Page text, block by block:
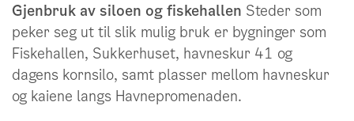
Gjenbruk av siloen og fiskehallen Steder som
peker seg ut til slik mulig bruk er bygninger som
Fiskehallen, Sukkerhuset, havneskur 41 og
dagens kornsilo, samt plasser mellom havneskur
og kaiene langs Havnepromenaden.